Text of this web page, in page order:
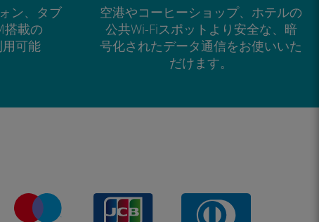
ン、タブ
搭載の
可能
空港やコーヒーショップ、ホテルの
公共Wi-Fiスポットより安全な、暗
号化されたデータ通信をお使いいた
だけます。